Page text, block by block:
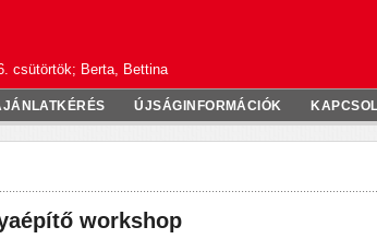
csütörtök; Berta, Bettina
ÚJSÁGINFORMÁCIÓK
workshop